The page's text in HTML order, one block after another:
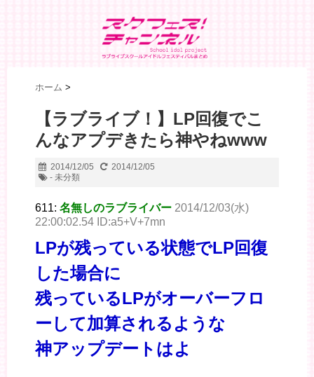
ホーム >
【ラブライブ！】LP回復でこ
んなアプデきたら神やねwww
2014/12/05
2014/12/05
- 未分類
611: 名無しのラブライバー 2014/12/03(水)
22:00:02.54 ID:a5+V+7mn
LPが残っている状態でLP回復
した場合に
残っているLPがオーバーフロ
ーして加算されるような
神アップデートはよ